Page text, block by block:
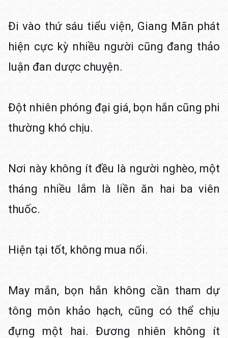
Đi vào thứ sáu tiểu viện, Giang Mãn phát
hiện cực kỳ nhiều người cũng đang thảo
luận đan dược chuyện.
Đột nhiên phóng đại giá, bọn hắn cũng phi
thường khó chịu.
Nơi này không ít đều là người nghèo, một
tháng nhiều lắm là liền ăn hai ba viên
thuốc.
Hiện tại tốt, không mua nổi.
May mắn, bọn hắn không cần tham dự
tông môn khảo hạch, cũng có thể chịu
đựng một hai. Đương nhiên không ít